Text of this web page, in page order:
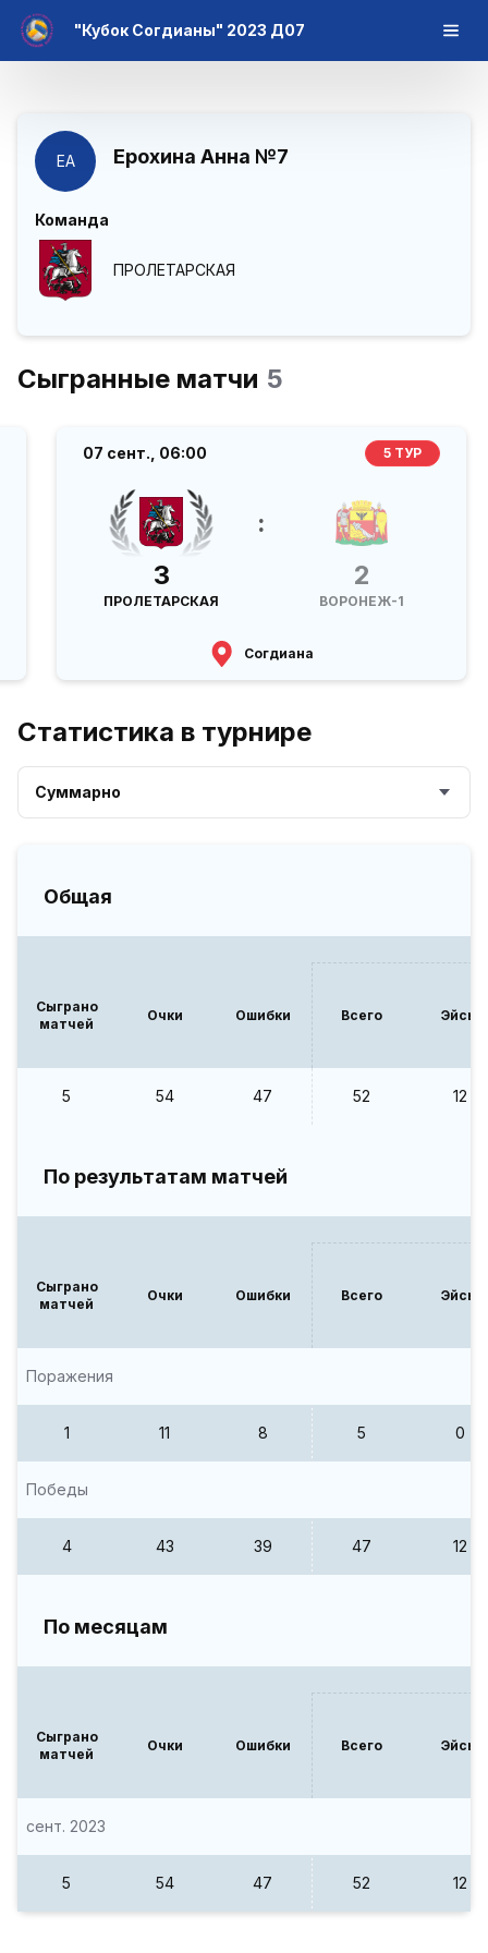
"Кубок Согдианы" 2023 Д07
ЕА Ерохина Анна №7
Команда
ПРОЛЕТАРСКАЯ
Сыгранные матчи 5
07 сент., 06:00 5 ТУР
3
ПРОЛЕТАРСКАЯ
:
2
ВОРОНЕЖ-1
Согдиана
Статистика в турнире
Суммарно
Общая
Сыграно
матчей
Очки Ошибки Всего Эйсы
5 54 47 52 12
По результатам матчей
Сыграно
матчей
Очки Ошибки Всего Эйсы
Поражения
1 11 8 5 0
Победы
4 43 39 47 12
По месяцам
Сыграно
матчей
Очки Ошибки Всего Эйсы
сент. 2023
5 54 47 52 12